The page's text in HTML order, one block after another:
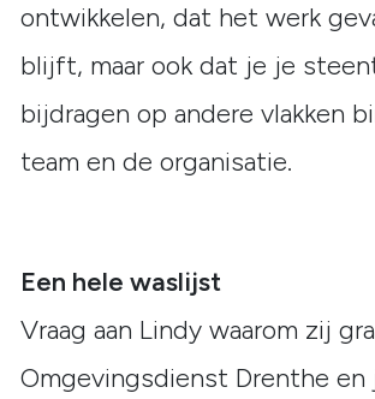
ontwikkelen, dat het werk
blijft, maar ook dat je je
bijdragen op andere vlakken
team en de organisatie.
Een hele waslijst
Vraag aan Lindy waarom zij
Omgevingsdienst Drenthe